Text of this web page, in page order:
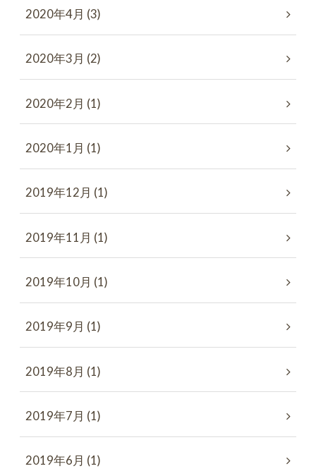
2020年4月 (3)
2020年3月 (2)
2020年2月 (1)
2020年1月 (1)
2019年12月 (1)
2019年11月 (1)
2019年10月 (1)
2019年9月 (1)
2019年8月 (1)
2019年7月 (1)
2019年6月 (1)